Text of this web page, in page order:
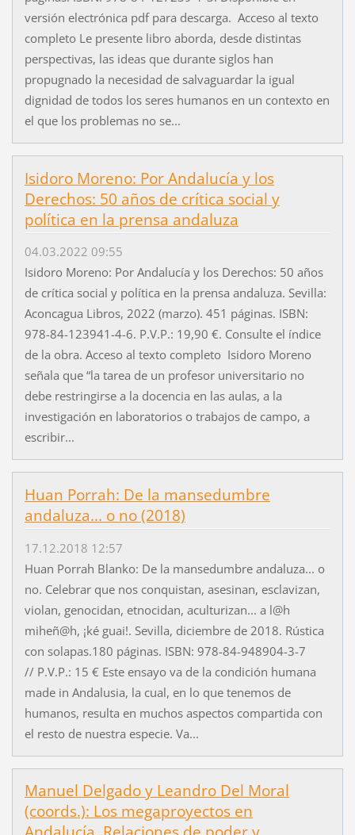
versión electrónica pdf para descarga. Acceso al texto
completo Le presente libro aborda, desde distintas
perspectivas, las ideas que durante siglos han
propugnado la necesidad de salvaguardar la igual
dignidad de todos los seres humanos en un contexto en
el que los problemas no se...
Isidoro Moreno: Por Andalucía y los
Derechos: 50 años de crítica social y
política en la prensa andaluza
04.03.2022 09:55
Isidoro Moreno: Por Andalucía y los Derechos: 50 años
de crítica social y política en la prensa andaluza. Sevilla:
Aconcagua Libros, 2022 (marzo). 451 páginas. ISBN:
978-84-123941-4-6. P.V.P.: 19,90 €. Consulte el índice
de la obra. Acceso al texto completo Isidoro Moreno
señala que “la tarea de un profesor universitario no
debe restringirse a la docencia en las aulas, a la
investigación en laboratorios o trabajos de campo, a
escribir...
Huan Porrah: De la mansedumbre
andaluza... o no (2018)
17.12.2018 12:57
Huan Porrah Blanko: De la mansedumbre andaluza... o
no. Celebrar que nos conquistan, asesinan, esclavizan,
violan, genocidan, etnocidan, aculturizan... a l@h
miheñ@h, ¡ké guai!. Sevilla, diciembre de 2018. Rústica
con solapas.180 páginas. ISBN: 978-84-948904-3-7
// P.V.P.: 15 € Este ensayo va de la condición humana
made in Andalusia, la cual, en lo que tenemos de
humanos, resulta en muchos aspectos compartida con
el resto de nuestra especie. Va...
Manuel Delgado y Leandro Del Moral
(coords.): Los megaproyectos en